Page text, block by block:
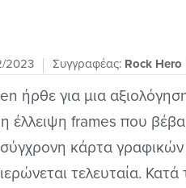
2023 Συγγραφέας: Rock Hero
ήρθε για μια
έλλειψη frames που
κάρτα γραφικών
τελευταία. Κατά